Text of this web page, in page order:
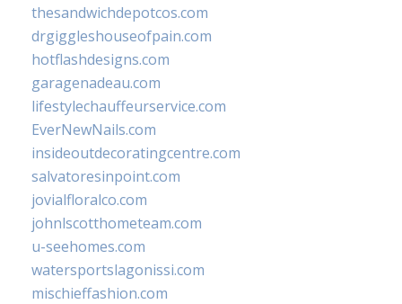
thesandwichdepotcos.com
drgiggleshouseofpain.com
hotflashdesigns.com
garagenadeau.com
lifestylechauffeurservice.com
EverNewNails.com
insideoutdecoratingcentre.com
salvatoresinpoint.com
jovialfloralco.com
johnlscotthometeam.com
u-seehomes.com
watersportslagonissi.com
mischieffashion.com